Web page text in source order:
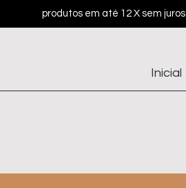
produtos em até 12 X sem juros
Inicial